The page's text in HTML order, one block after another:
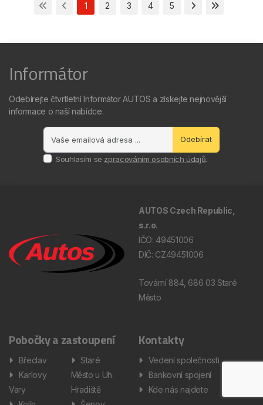
1 2 3 4 5
Informátor
Odebírejte čtvrtletní Informátor AUTOS a získejte nejnovější
informace o naší nabídce.
Odebírat
Souhlasím se zpracováním osobních údajů.
AUTOS Czech Republic,
s.r.o.
IČO: 49451006
DIČ: CZ49451006
Tovární 884, 686 03 Staré
Město
Pobočky a zastoupení
Břeclav
Karlovy
Vary
Staré
Město u Uh.
Hradiště
Kontakty
Vedení společnosti
Bankovní spojení
Kde nás najdete